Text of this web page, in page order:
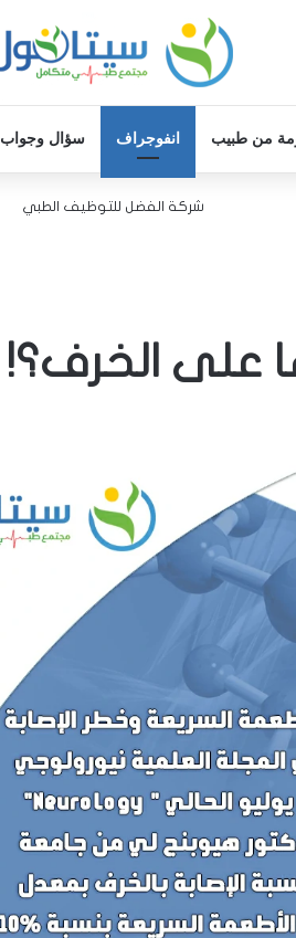
من طبيب انفوجراف سؤال وجواب
شركة الفضل للتوظيف الطبي
على الخرف؟!